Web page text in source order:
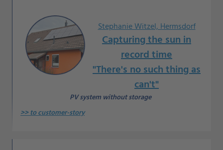
Stephanie Witzel, Hermsdorf
Capturing the sun in
record time
"There's no such thing as
can't"
PV system without storage
>> to customer-story